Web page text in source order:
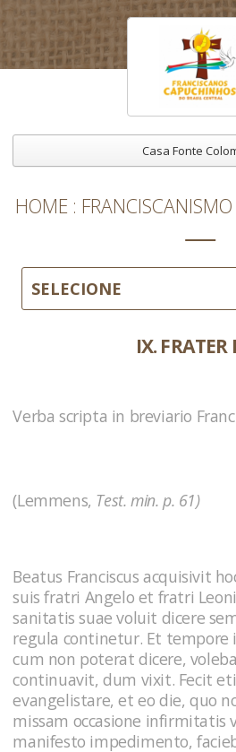
Casa Fonte
HOME FRANCISCANISMO
SELECIONE
IX. FRATER
Verba scripta in breviario
(Lemmens, Test. min. p. 61)
Beatus Franciscus acquisivit
suis fratri Angelo et fratri
sanitatis suae voluit dicere
regula continetur. Et tempore
cum non poterat dicere,
continuavit, dum vixit. Fecit
evangelistare, et eo die, quo
missam occasione infirmitatis
manifesto impedimento,